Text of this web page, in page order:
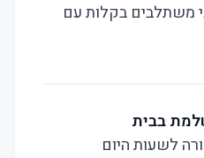
משתלבים בקלות עם
לשעות היום